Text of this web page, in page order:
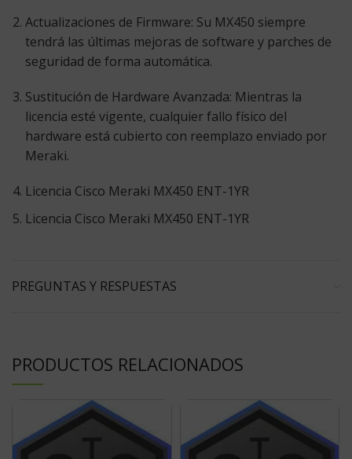
Actualizaciones de Firmware: Su MX450 siempre
tendrá las últimas mejoras de software y parches de
seguridad de forma automática.
Sustitución de Hardware Avanzada: Mientras la
licencia esté vigente, cualquier fallo físico del
hardware está cubierto con reemplazo enviado por
Meraki.
Licencia Cisco Meraki MX450 ENT-1YR
Licencia Cisco Meraki MX450 ENT-1YR
PREGUNTAS Y RESPUESTAS
PRODUCTOS RELACIONADOS